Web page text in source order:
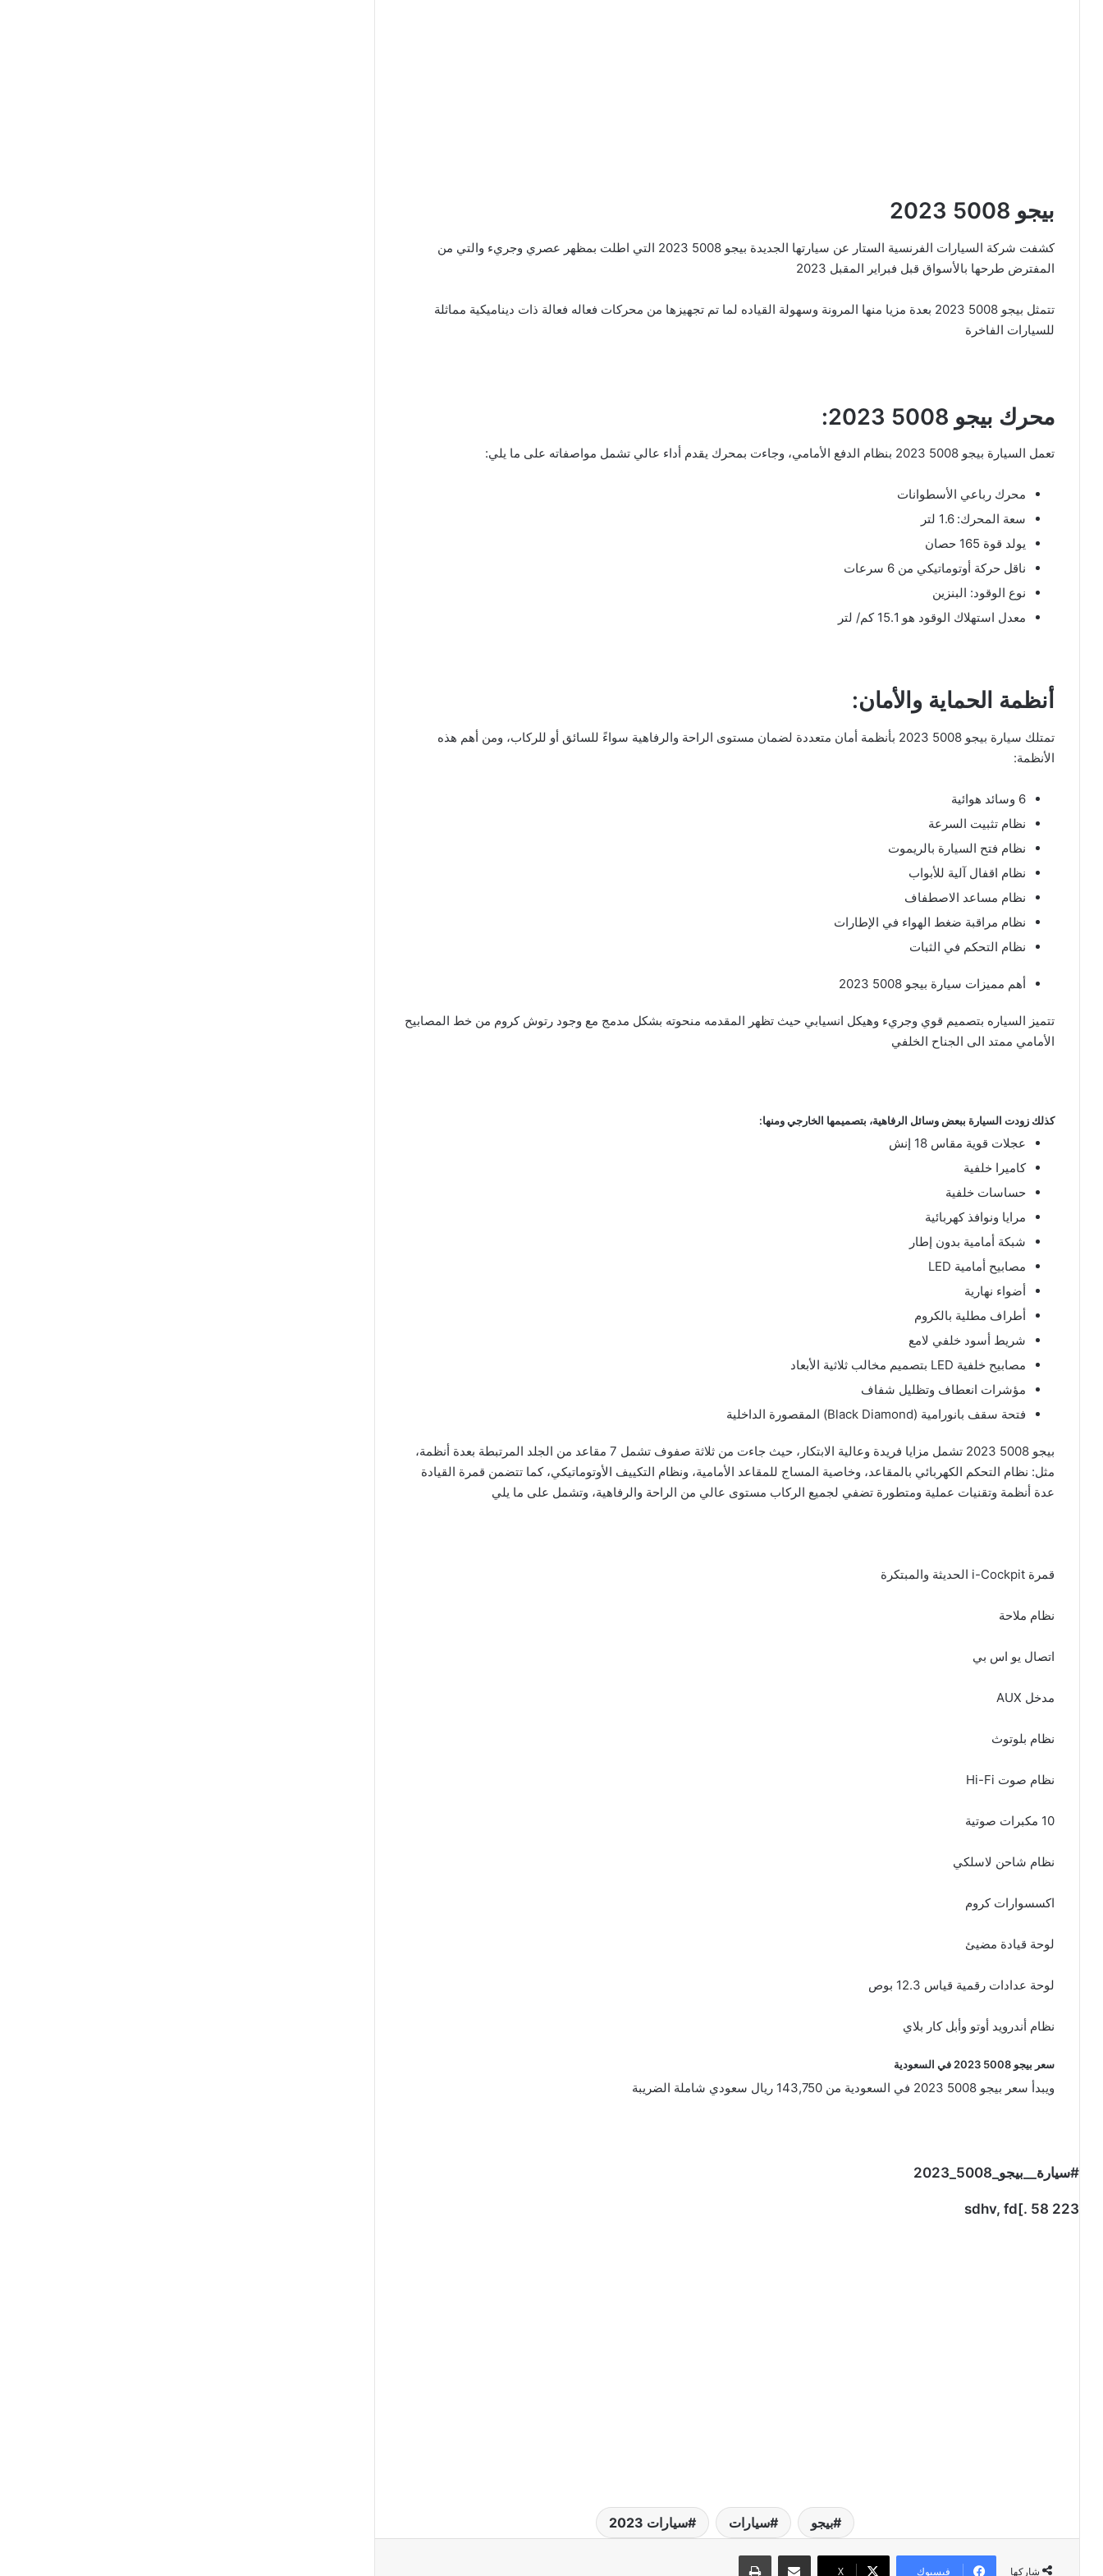
بيجو 5008 2023
كشفت شركة السيارات الفرنسية الستار عن سيارتها الجديدة بيجو 5008 2023 التي اطلت بمظهر عصري وجريء والتي من
المفترض طرحها بالأسواق قبل فبراير المقبل 2023
تتمثل بيجو 5008 2023 بعدة مزيا منها المرونة وسهولة القياده لما تم تجهيزها من محركات فعاله فعالة ذات ديناميكية مماثلة
للسيارات الفاخرة
محرك بيجو 5008 2023:
تعمل السيارة بيجو 5008 2023 بنظام الدفع الأمامي، وجاءت بمحرك يقدم أداء عالي تشمل مواصفاته على ما يلي:
محرك رباعي الأسطوانات
سعة المحرك: 1.6 لتر
يولد قوة 165 حصان
ناقل حركة أوتوماتيكي من 6 سرعات
نوع الوقود: البنزين
معدل استهلاك الوقود هو 15.1 كم/ لتر
أنظمة الحماية والأمان:
تمتلك سيارة بيجو 5008 2023 بأنظمة أمان متعددة لضمان مستوى الراحة والرفاهية سواءً للسائق أو للركاب، ومن أهم هذه
الأنظمة:
6 وسائد هوائية
نظام تثبيت السرعة
نظام فتح السيارة بالريموت
نظام اقفال آلية للأبواب
نظام مساعد الاصطفاف
نظام مراقبة ضغط الهواء في الإطارات
نظام التحكم في الثبات
أهم مميزات سيارة بيجو 5008 2023
تتميز السياره بتصميم قوي وجريء وهيكل انسيابي حيث تظهر المقدمه منحوته بشكل مدمج مع وجود رتوش كروم من خط المصابيح
الأمامي ممتد الى الجناح الخلفي
كذلك زودت السيارة ببعض وسائل الرفاهية، بتصميمها الخارجي ومنها:
عجلات قوية مقاس 18 إنش
كاميرا خلفية
حساسات خلفية
مرايا ونوافذ كهربائية
شبكة أمامية بدون إطار
مصابيح أمامية LED
أضواء نهارية
أطراف مطلية بالكروم
شريط أسود خلفي لامع
مصابيح خلفية LED بتصميم مخالب ثلاثية الأبعاد
مؤشرات انعطاف وتظليل شفاف
فتحة سقف بانورامية (Black Diamond) المقصورة الداخلية
بيجو 5008 2023 تشمل مزايا فريدة وعالية الابتكار، حيث جاءت من ثلاثة صفوف تشمل 7 مقاعد من الجلد المرتبطة بعدة أنظمة،
مثل: نظام التحكم الكهربائي بالمقاعد، وخاصية المساج للمقاعد الأمامية، ونظام التكييف الأوتوماتيكي، كما تتضمن قمرة القيادة
عدة أنظمة وتقنيات عملية ومتطورة تضفي لجميع الركاب مستوى عالي من الراحة والرفاهية، وتشمل على ما يلي
قمرة i-Cockpit الحديثة والمبتكرة
نظام ملاحة
اتصال يو اس بي
مدخل AUX
نظام بلوتوث
نظام صوت Hi-Fi
10 مكبرات صوتية
نظام شاحن لاسلكي
اكسسوارات كروم
لوحة قيادة مضيئ
لوحة عدادات رقمية قياس 12.3 بوص
نظام أندرويد أوتو وأبل كار بلاي
سعر بيجو 5008 2023 في السعودية
ويبدأ سعر بيجو 5008 2023 في السعودية من 143,750 ريال سعودي شاملة الضريبة
#سيارة__بيجو_5008_2023
sdhv, fd[. 58 223
بيجو سيارات سيارات 2023
شاركها فيسبوك ‫X